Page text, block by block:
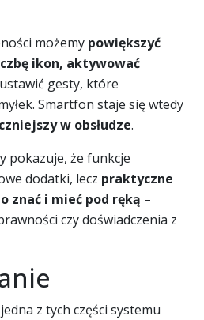
możemy powiększyć
ikon, aktywować
gesty, które
Smartfon staje się wtedy
w obsłudze.
pokazuje, że funkcje
dodatki, lecz praktyczne
znać i mieć pod ręką –
czy doświadczenia z
z tych części systemu